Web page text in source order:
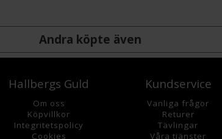
Andra köpte även
Hallbergs Guld
Om oss
Köpvillkor
Integritetspolicy
Cookies
Kundservice
Vanliga frågor
Returer
Tävlingar
Våra tjänster